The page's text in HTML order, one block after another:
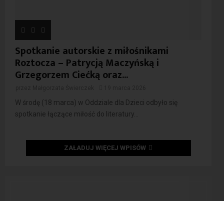
Spotkanie autorskie z miłośnikami
Roztocza – Patrycją Maczyńską i
Grzegorzem Ciećką oraz...
W środę (18 marca) w Oddziale dla Dzieci odbyło się
spotkanie łączące miłość do literatury...
ZAŁADUJ WIĘCEJ WPISÓW